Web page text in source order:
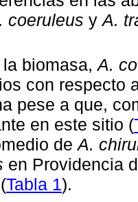
coeruleus yA.
la biomasa,A.
con respecto
pese a que,
en este sitio (
deA.
en Providencia
Tabla 1).